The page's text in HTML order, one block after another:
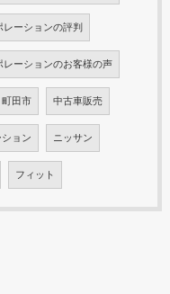
ーションの評判
ーションのお客様の声
町田市 中古車販売
ョン ニッサン
フィット